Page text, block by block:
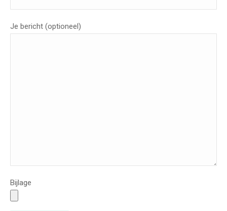
Je bericht (optioneel)
Bijlage